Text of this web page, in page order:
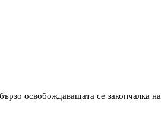
освобождаващата се закопчалка на